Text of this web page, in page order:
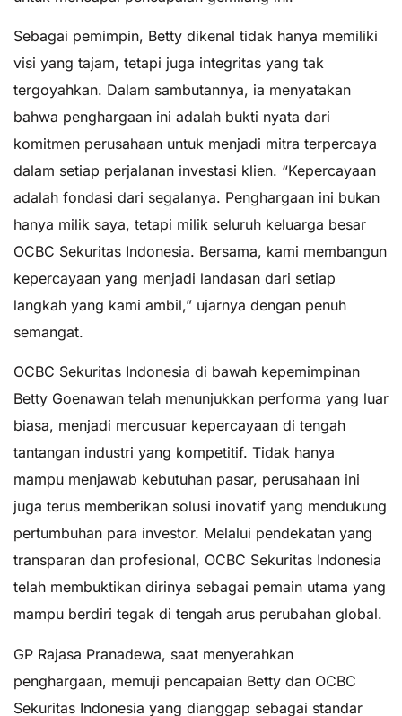
Sebagai pemimpin, Betty dikenal tidak hanya memiliki
visi yang tajam, tetapi juga integritas yang tak
tergoyahkan. Dalam sambutannya, ia menyatakan
bahwa penghargaan ini adalah bukti nyata dari
komitmen perusahaan untuk menjadi mitra terpercaya
dalam setiap perjalanan investasi klien. “Kepercayaan
adalah fondasi dari segalanya. Penghargaan ini bukan
hanya milik saya, tetapi milik seluruh keluarga besar
OCBC Sekuritas Indonesia. Bersama, kami membangun
kepercayaan yang menjadi landasan dari setiap
langkah yang kami ambil,” ujarnya dengan penuh
semangat.
OCBC Sekuritas Indonesia di bawah kepemimpinan
Betty Goenawan telah menunjukkan performa yang luar
biasa, menjadi mercusuar kepercayaan di tengah
tantangan industri yang kompetitif. Tidak hanya
mampu menjawab kebutuhan pasar, perusahaan ini
juga terus memberikan solusi inovatif yang mendukung
pertumbuhan para investor. Melalui pendekatan yang
transparan dan profesional, OCBC Sekuritas Indonesia
telah membuktikan dirinya sebagai pemain utama yang
mampu berdiri tegak di tengah arus perubahan global.
GP Rajasa Pranadewa, saat menyerahkan
penghargaan, memuji pencapaian Betty dan OCBC
Sekuritas Indonesia yang dianggap sebagai standar